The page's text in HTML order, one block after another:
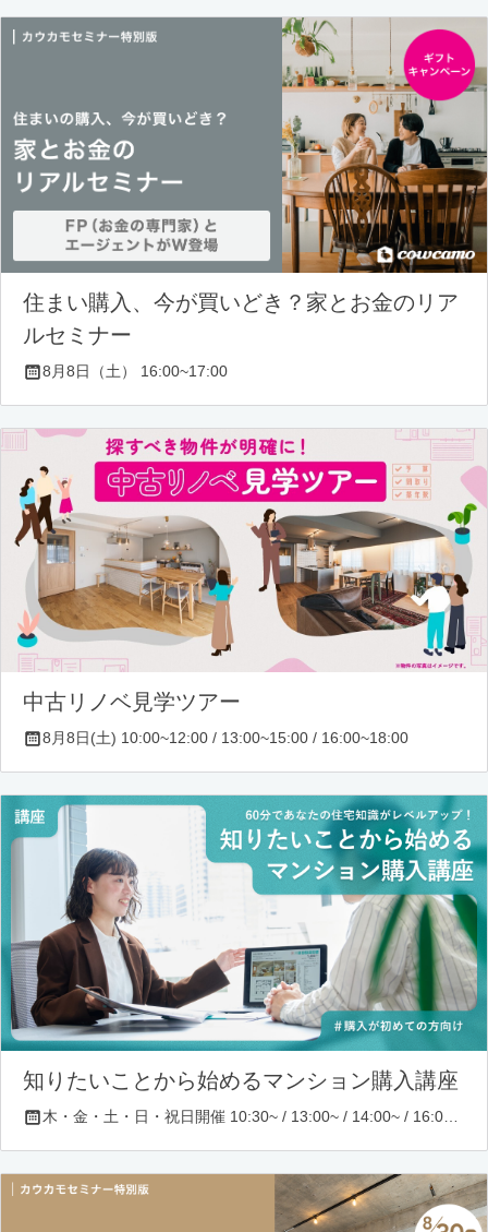
住まい購入、今が買いどき？家とお金のリア
ルセミナー
8月8日（土） 16:00~17:00
中古リノベ見学ツアー
8月8日(土) 10:00~12:00 / 13:00~15:00 / 16:00~18:00
知りたいことから始めるマンション購入講座
木・金・土・日・祝日開催 10:30~ / 13:00~ / 14:00~ / 16:00~ / 17:00~/ 18:30~/ 19:30~